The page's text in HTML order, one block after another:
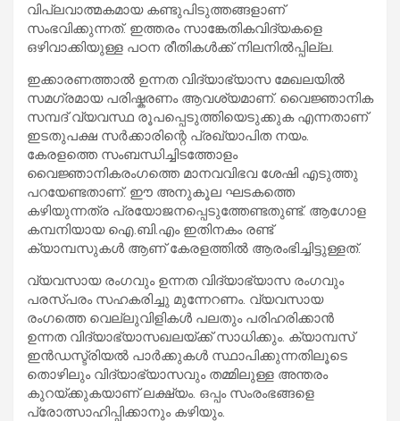
വിപ്ലവാത്മകമായ കണ്ടുപിടുത്തങ്ങളാണ്
സംഭവിക്കുന്നത്. ഇത്തരം സാങ്കേതികവിദ്യകളെ
ഒഴിവാക്കിയുള്ള പഠന രീതികൾക്ക് നിലനിൽപ്പില്ല.
ഇക്കാരണത്താൽ ഉന്നത വിദ്യാഭ്യാസ മേഖലയിൽ
സമഗ്രമായ പരിഷ്കരണം ആവശ്യമാണ്. വൈജ്ഞാനിക
സമ്പദ് വ്യവസ്ഥ രൂപപ്പെടുത്തിയെടുക്കുക എന്നതാണ്
ഇടതുപക്ഷ സർക്കാരിന്റെ പ്രഖ്യാപിത നയം.
കേരളത്തെ സംബന്ധിച്ചിടത്തോളം
വൈജ്ഞാനികരംഗത്തെ മാനവവിഭവ ശേഷി എടുത്തു
പറയേണ്ടതാണ്. ഈ അനുകൂല ഘടകത്തെ
കഴിയുന്നത്ര പ്രയോജനപ്പെടുത്തേണ്ടതുണ്ട്. ആഗോള
കമ്പനിയായ ഐ.ബി.എം ഇതിനകം രണ്ട്
ക്യാമ്പസുകൾ ആണ് കേരളത്തിൽ ആരംഭിച്ചിട്ടുള്ളത്.
വ്യവസായ രംഗവും ഉന്നത വിദ്യാഭ്യാസ രംഗവും
പരസ്പരം സഹകരിച്ചു മുന്നേറണം. വ്യവസായ
രംഗത്തെ വെല്ലുവിളികൾ പലതും പരിഹരിക്കാൻ
ഉന്നത വിദ്യാഭ്യാസഖലയ്ക്ക് സാധിക്കും. ക്യാമ്പസ്
ഇൻഡസ്ട്രിയൽ പാർക്കുകൾ സ്ഥാപിക്കുന്നതിലൂടെ
തൊഴിലും വിദ്യാഭ്യാസവും തമ്മിലുള്ള അന്തരം
കുറയ്ക്കുകയാണ് ലക്ഷ്യം. ഒപ്പം സംരംഭങ്ങളെ
പ്രോത്സാഹിപ്പിക്കാനും കഴിയും.